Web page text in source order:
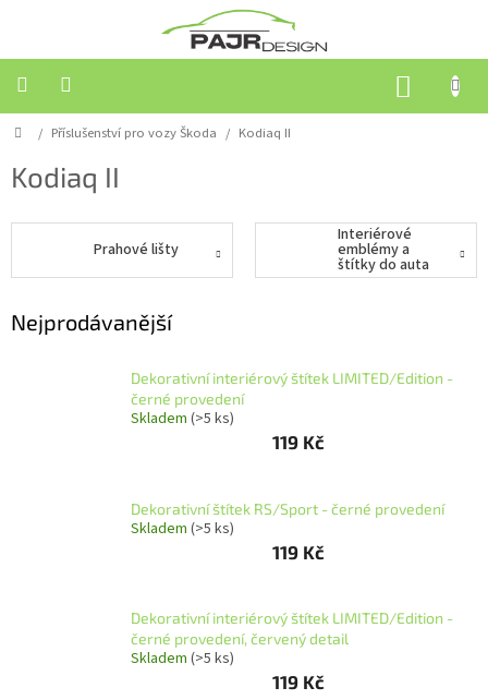
Příslušenství
vozy
Škoda
Domů
/ Příslušenství pro vozy Škoda / Kodiaq II
Kodiaq II
Prahové lišty
Interiérové
emblémy a
štítky do auta
Nejprodávanější
Dekorativní interiérový štítek LIMITED/Edition -
černé provedení
Skladem (>5 ks)
119 Kč
Dekorativní štítek RS/Sport - černé provedení
Skladem (>5 ks)
119 Kč
Dekorativní interiérový štítek LIMITED/Edition -
černé provedení, červený detail
Skladem (>5 ks)
119 Kč